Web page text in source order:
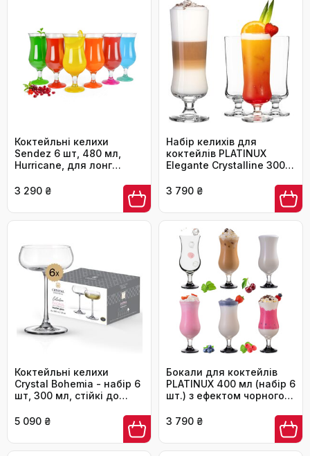
Коктейльні келихи
Sendez 6 шт, 480 мл,
Hurricane, для лонг
3 290 ₴
Набір келихів для
коктейлів PLATINUX
Elegante Crystalline 300
дринків, кави та
3 790 ₴
Коктейльні келихи
Crystal Bohemia - набір 6
шт, 300 мл, стійкі до
посудомийній машині -
кришталевого скла,
5 090 ₴
Бокали для коктейлів
PLATINUX 400 мл (набір 6
шт.) з ефектом чорного
для вечірок та коктейлів
3 790 ₴